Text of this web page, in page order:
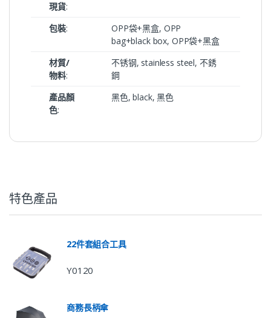
現貨:
包裝:
OPP袋+黑盒, OPP
bag+black box, OPP袋+黑盒
材質/
物料:
不锈钢, stainless steel, 不銹
鋼
產品顏
色:
黑色, black, 黑色
特色產品
22件套組合工具
Y0120
商務長柄傘